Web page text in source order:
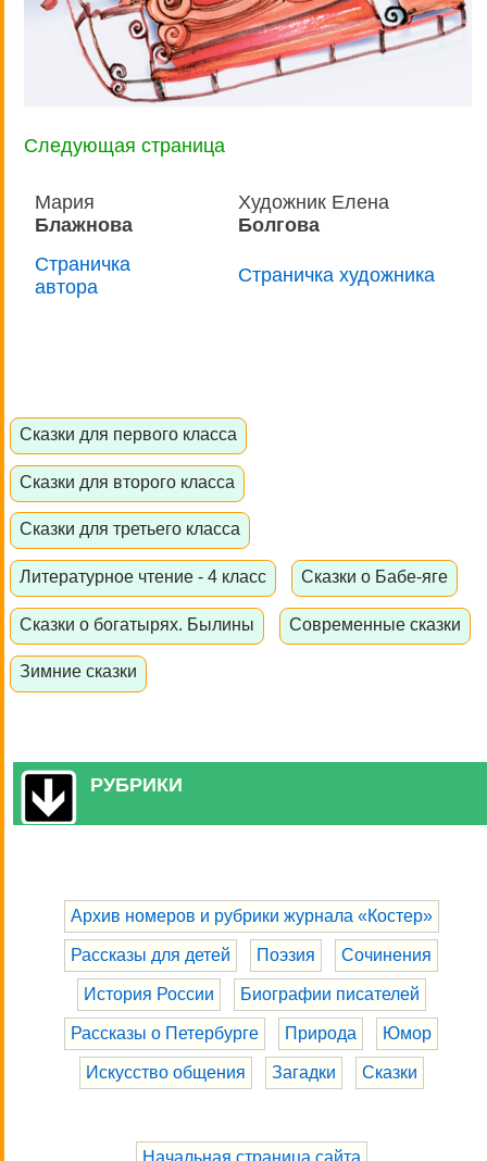
Следующая страница
Мария
Блажнова
Художник Елена
Болгова
Страничка
автора
Страничка художника
Сказки для первого класса
Сказки для второго класса
Сказки для третьего класса
Литературное чтение - 4 класс Сказки о Бабе-яге
Сказки о богатырях. Былины Современные сказки
Зимние сказки
РУБРИКИ
Архив номеров и рубрики журнала «Костер»
Рассказы для детей Поэзия Сочинения
История России Биографии писателей
Рассказы о Петербурге Природа Юмор
Искусство общения Загадки Сказки
Начальная страница сайта